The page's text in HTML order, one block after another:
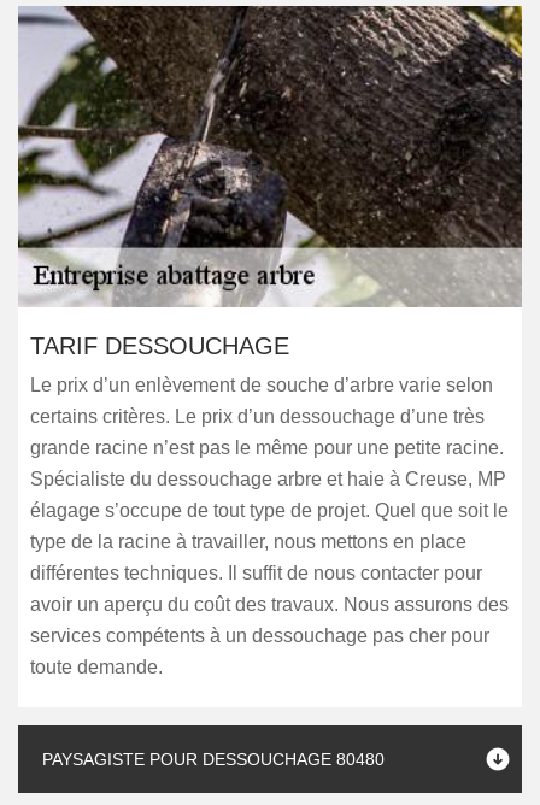
TARIF DESSOUCHAGE
Le prix d’un enlèvement de souche d’arbre varie selon
certains critères. Le prix d’un dessouchage d’une très
grande racine n’est pas le même pour une petite racine.
Spécialiste du dessouchage arbre et haie à Creuse, MP
élagage s’occupe de tout type de projet. Quel que soit le
type de la racine à travailler, nous mettons en place
différentes techniques. Il suffit de nous contacter pour
avoir un aperçu du coût des travaux. Nous assurons des
services compétents à un dessouchage pas cher pour
toute demande.
PAYSAGISTE POUR DESSOUCHAGE 80480